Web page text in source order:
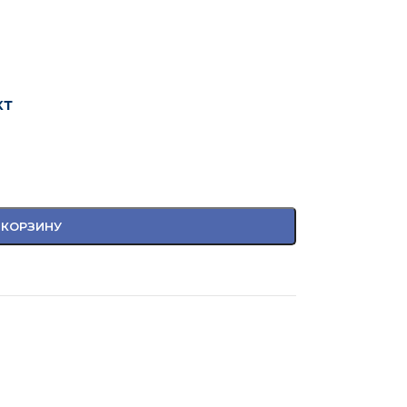
КОРЗИНУ